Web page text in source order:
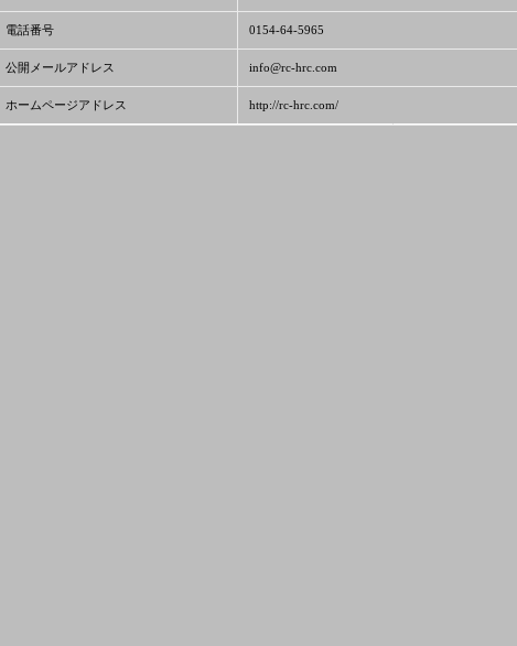
電話番号 0154-64-5965
公開メールアドレス info@rc-hrc.com
ホームページアドレス http://rc-hrc.com/